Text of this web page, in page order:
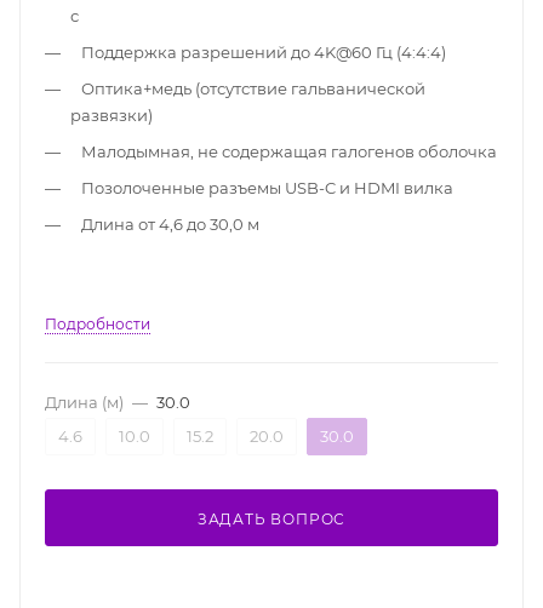
с
Поддержка разрешений до 4K@60 Гц (4:4:4)
Оптика+медь (отсутствие гальванической
развязки)
Малодымная, не содержащая галогенов оболочка
Позолоченные разъемы USB-C и HDMI вилка
Длина от 4,6 до 30,0 м
Подробности
Длина (м) — 30.0
4.6
10.0 15.2 20.0 30.0
ЗАДАТЬ ВОПРОС